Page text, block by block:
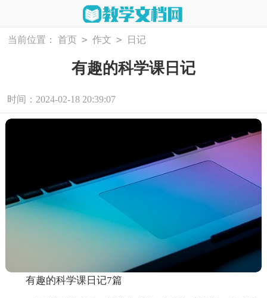
当前位置： 首页 > 作文 > 日记
有趣的科学课日记
时间：2024-02-18 20:39:07
有趣的科学课日记7篇